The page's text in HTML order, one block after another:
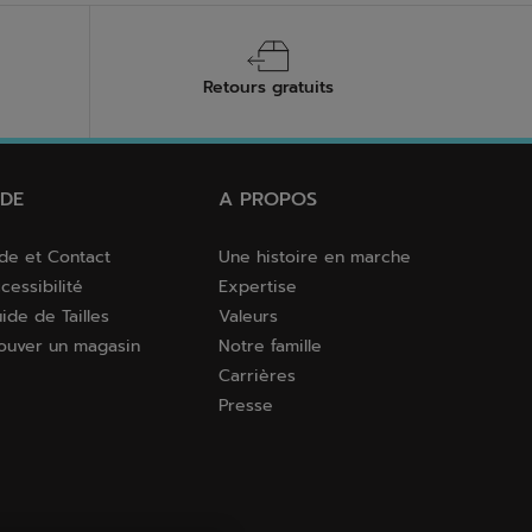
Retours gratuits
et Contact
de Tailles
un magasin
A PROPOS
Une histoire en marche
Expertise
Valeurs
Notre famille
Carrières
Presse